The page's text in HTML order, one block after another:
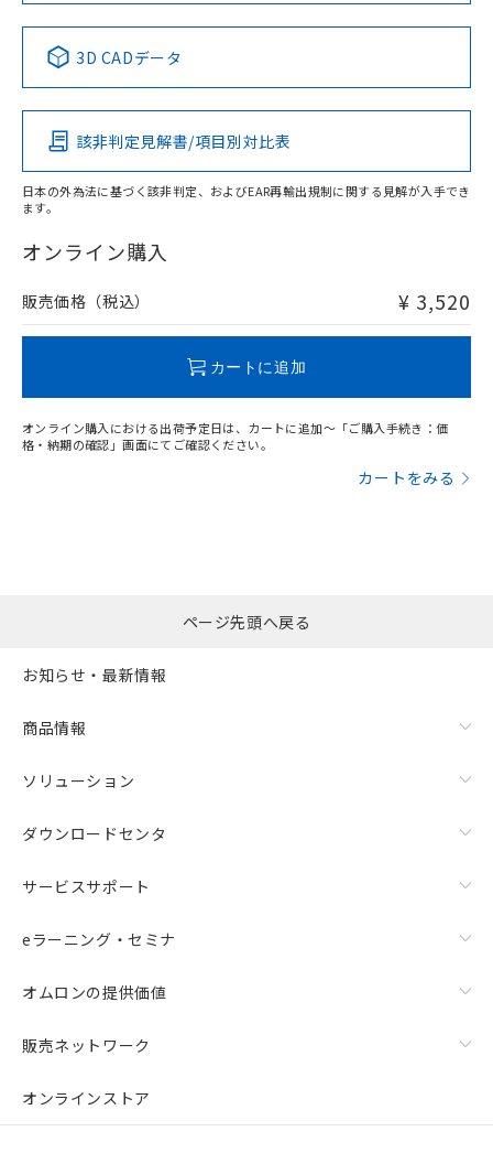
Pb Hg Cd Cr(VI)
O
在庫等で未対応品が混在する可能性があります。
問い合わせください。
3D CADデータ
該非判定見解書/項目別対比表
日本の外為法に基づく該非判定、およびEAR再輸出規制に関する見解が入手でき
ます。
オンライン購入
販売価格（税込） ¥ 3,520
カートに追加
オンライン購入における出荷予定日は、カートに追加～「ご購入手続き：価
格・納期の確認」画面にてご確認ください。
カートをみる
ページ先頭へ戻る
お知らせ・最新情報
商品情報
ソリューション
ダウンロードセンタ
サービスサポート
eラーニング・セミナ
オムロンの提供価値
販売ネットワーク
オンラインストア